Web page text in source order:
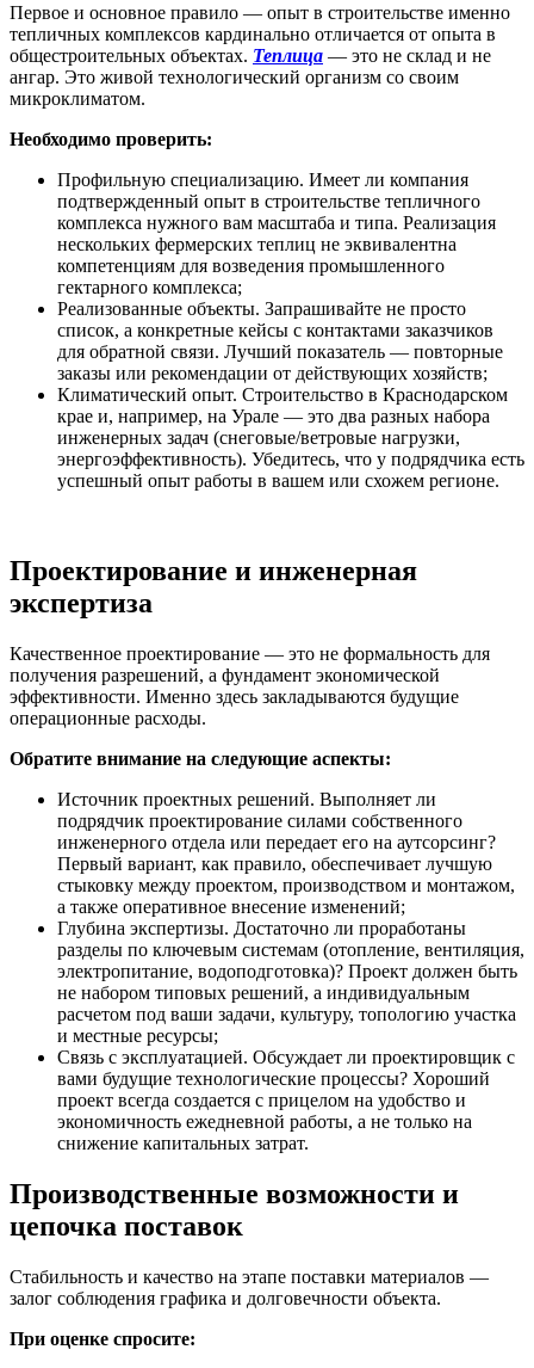
Первое и основное правило — опыт в строительстве именно
тепличных комплексов кардинально отличается от опыта в
общестроительных объектах. Теплица — это не склад и не
ангар. Это живой технологический организм со своим
микроклиматом.
Необходимо проверить:
Профильную специализацию. Имеет ли компания
подтвержденный опыт в строительстве тепличного
комплекса нужного вам масштаба и типа. Реализация
нескольких фермерских теплиц не эквивалентна
компетенциям для возведения промышленного
гектарного комплекса;
Реализованные объекты. Запрашивайте не просто
список, а конкретные кейсы с контактами заказчиков
для обратной связи. Лучший показатель — повторные
заказы или рекомендации от действующих хозяйств;
Климатический опыт. Строительство в Краснодарском
крае и, например, на Урале — это два разных набора
инженерных задач (снеговые/ветровые нагрузки,
энергоэффективность). Убедитесь, что у подрядчика есть
успешный опыт работы в вашем или схожем регионе.
Проектирование и инженерная
экспертиза
Качественное проектирование — это не формальность для
получения разрешений, а фундамент экономической
эффективности. Именно здесь закладываются будущие
операционные расходы.
Обратите внимание на следующие аспекты:
Источник проектных решений. Выполняет ли
подрядчик проектирование силами собственного
инженерного отдела или передает его на аутсорсинг?
Первый вариант, как правило, обеспечивает лучшую
стыковку между проектом, производством и монтажом,
а также оперативное внесение изменений;
Глубина экспертизы. Достаточно ли проработаны
разделы по ключевым системам (отопление, вентиляция,
электропитание, водоподготовка)? Проект должен быть
не набором типовых решений, а индивидуальным
расчетом под ваши задачи, культуру, топологию участка
и местные ресурсы;
Связь с эксплуатацией. Обсуждает ли проектировщик с
вами будущие технологические процессы? Хороший
проект всегда создается с прицелом на удобство и
экономичность ежедневной работы, а не только на
снижение капитальных затрат.
Производственные возможности и
цепочка поставок
Стабильность и качество на этапе поставки материалов —
залог соблюдения графика и долговечности объекта.
При оценке спросите: